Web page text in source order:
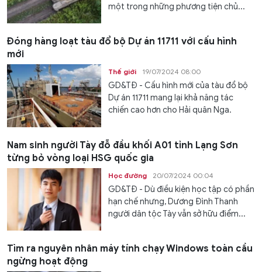
một trong những phương tiện chủ...
Đóng hàng loạt tàu đổ bộ Dự án 11711 với cấu hình
mới
Thế giới 19/07/2024 08:00
GD&TĐ - Cấu hình mới của tàu đổ bộ
Dự án 11711 mang lại khả năng tác
chiến cao hơn cho Hải quân Nga.
Nam sinh người Tày đỗ đầu khối A01 tỉnh Lạng Sơn
từng bỏ vòng loại HSG quốc gia
Học đường 20/07/2024 00:04
GD&TĐ - Dù điều kiện học tập có phần
hạn chế nhưng, Dương Đình Thanh
người dân tộc Tày vẫn sở hữu điểm...
Tìm ra nguyên nhân máy tính chạy Windows toàn cầu
ngừng hoạt động